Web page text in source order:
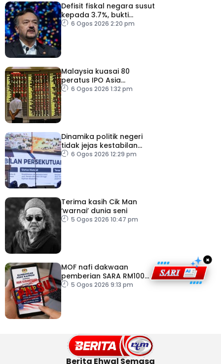
Defisit fiskal negara susut
kepada 3.7%, bukti
keyakinan pelabur masih
6 Ogos 2026 2:20 pm
Malaysia kuasai 80
peratus IPO Asia
Tenggara, kumpul AS$1.4
6 Ogos 2026 1:32 pm
Dinamika politik negeri
tidak jejas kestabilan
Kerajaan Perpaduan
6 Ogos 2026 12:29 pm
Terima kasih Cik Man
‘warnai’ dunia seni
5 Ogos 2026 10:47 pm
MOF nafi dakwaan
pemberian SARA RM100
sempena Hari
5 Ogos 2026 9:13 pm
×
Berita Ehwal Semasa